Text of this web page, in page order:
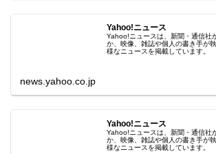
Yahoo!ニュース
Yahoo!ニュースは、新聞・通信社
か、映像、雑誌や個人の書き手が
様なニュースを掲載しています。
news.yahoo.co.jp
Yahoo!ニュース
Yahoo!ニュースは、新聞・通信社
か、映像、雑誌や個人の書き手が
様なニュースを掲載しています。